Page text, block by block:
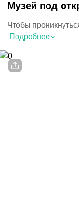
Музей под
Чтобы
Подробнее⌃